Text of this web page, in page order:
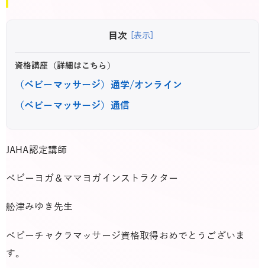
目次 [表示]
資格講座（詳細はこちら）
（ベビーマッサージ）通学/オンライン
（ベビーマッサージ）通信
JAHA認定講師
ベビーヨガ＆ママヨガインストラクター
舩津みゆき先生
ベビーチャクラマッサージ資格取得おめでとうございま
す。